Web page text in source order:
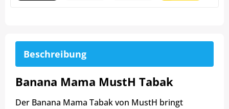
Beschreibung
Banana Mama MustH Tabak
Der Banana Mama Tabak von MustH bringt